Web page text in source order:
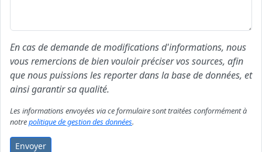
En cas de demande de modifications d'informations, nous
vous remercions de bien vouloir préciser vos sources, afin
que nous puissions les reporter dans la base de données, et
ainsi garantir sa qualité.
Les informations envoyées via ce formulaire sont traitées conformément à
notrepolitique de gestion des données.
Envoyer